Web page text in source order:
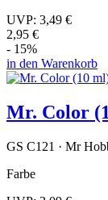
UVP: 3,49 €
2,95 €
- 15%
in den Warenkorb
Mr. Color
GS C121 · Mr
Farbe